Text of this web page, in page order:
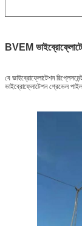
BVEM
বে ভাইব্রোফ্লোটেশন
ভাইব্রোফ্লোটেশন গ্রেভেল পাইল